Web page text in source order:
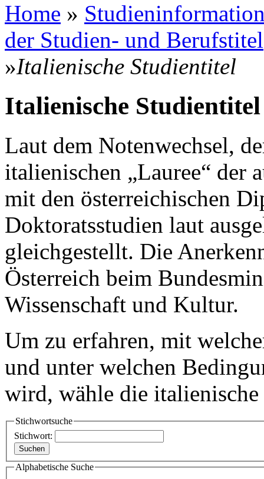
Home »
der Studien- und Berufstitel
»Italienische Studientitel
Italienische Studientitel
Laut dem Notenwechsel,
italienischen „Lauree“ der
mit den österreichischen
Doktoratsstudien laut
gleichgestellt. Die
Österreich beim
Wissenschaft und Kultur.
Um zu erfahren, mit
und unter welchen
wird, wähle die
Stichwortsuche
Stichwort:
Alphabetische Suche